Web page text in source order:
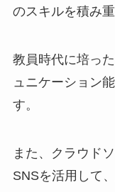
のスキルを積み重
教員時代に培っ
ュニケーション
す。
また、クラウド
SNSを活用して